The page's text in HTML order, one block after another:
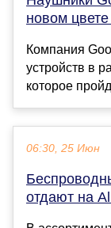
новом
Компания
устройств в
которое
06:30, 25 Июн
отдают на